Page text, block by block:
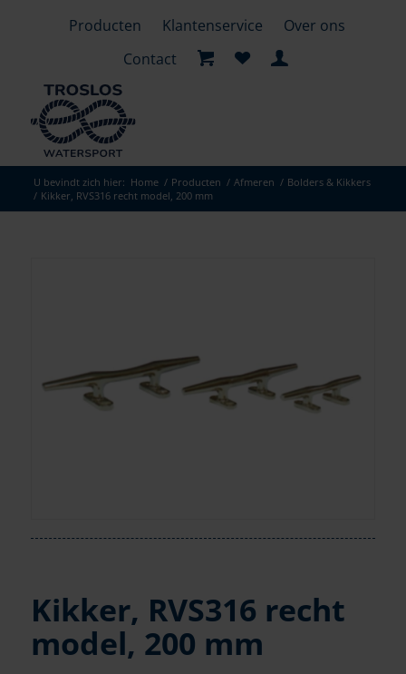
Producten Klantenservice
Over ons
Contact
U bevindt zich hier: Home / Producten / Afmeren / Bolders & Kikkers
/ Kikker, RVS316 recht model, 200 mm
Kikker, RVS316 recht
model, 200 mm